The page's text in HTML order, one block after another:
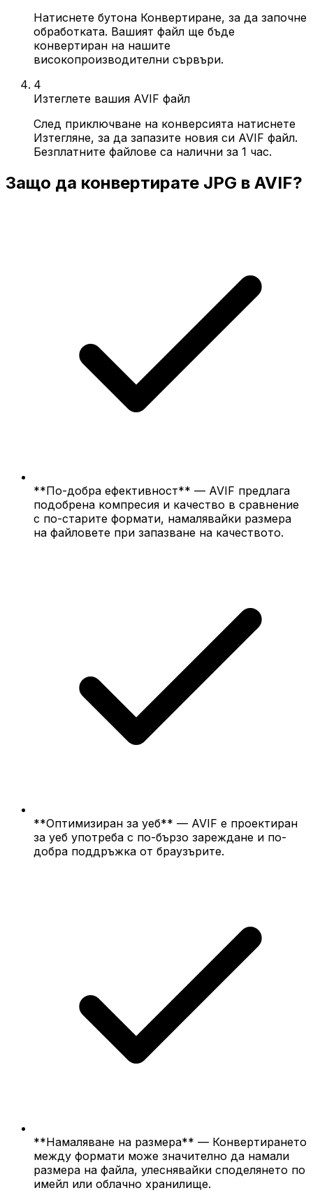
Натиснете бутона Конвертиране, за да започне
обработката. Вашият файл ще бъде
конвертиран на нашите
високопроизводителни сървъри.
4
Изтеглете вашия AVIF файл
След приключване на конверсията натиснете
Изтегляне, за да запазите новия си AVIF файл.
Безплатните файлове са налични за 1 час.
Защо да конвертирате JPG в AVIF?
**По-добра ефективност** — AVIF предлага
подобрена компресия и качество в сравнение
с по-старите формати, намалявайки размера
на файловете при запазване на качеството.
**Оптимизиран за уеб** — AVIF е проектиран
за уеб употреба с по-бързо зареждане и по-
добра поддръжка от браузърите.
**Намаляване на размера** — Конвертирането
между формати може значително да намали
размера на файла, улеснявайки споделянето по
имейл или облачно хранилище.